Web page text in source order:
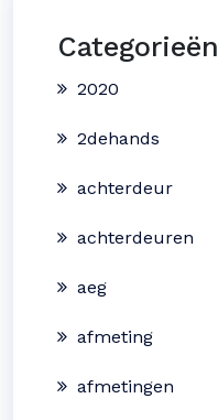
Categorieën
2020
2dehands
achterdeur
achterdeuren
aeg
afmeting
afmetingen